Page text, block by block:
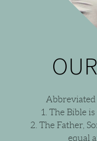
1. The Bible
2. The Father,
equal